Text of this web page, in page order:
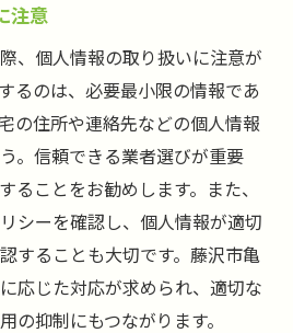
注意
、個人情報の取り扱いに注意が
るのは、必要最小限の情報であ
の住所や連絡先などの個人情報
。信頼できる業者選びが重要
ることをお勧めします。また、
シーを確認し、個人情報が適切
することも大切です。藤沢市亀
応じた対応が求められ、適切な
の抑制にもつながります。